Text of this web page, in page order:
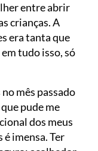
entre abrir
crianças. A
era tanta que
tudo isso, só
mês passado
pude me
dos meus
imensa. Ter